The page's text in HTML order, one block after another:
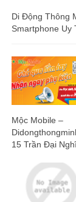
Di Động Thông
Smartphone Uy
Mộc Mobile –
15 Trần Đại
Nhận Ngay Phụ
Kiện Miễn Phí!